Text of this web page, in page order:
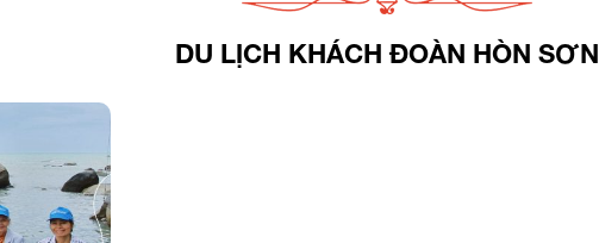
DU LỊCH KHÁCH ĐOÀN HÒN SƠN